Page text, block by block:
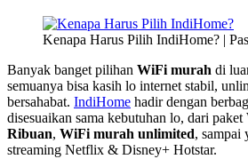
Kenapa Harus Pilih IndiHome? |
Banyak banget pilihan WiFi murah di
semuanya bisa kasih lo internet stabil,
bersahabat. IndiHome hadir dengan
disesuaikan sama kebutuhan lo, dari paket
Ribuan, WiFi murah unlimited, sampai
streaming Netflix & Disney+ Hotstar.